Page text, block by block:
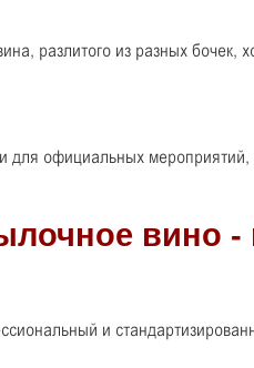
разлитого из разных бочек,
для официальных мероприятий,
и